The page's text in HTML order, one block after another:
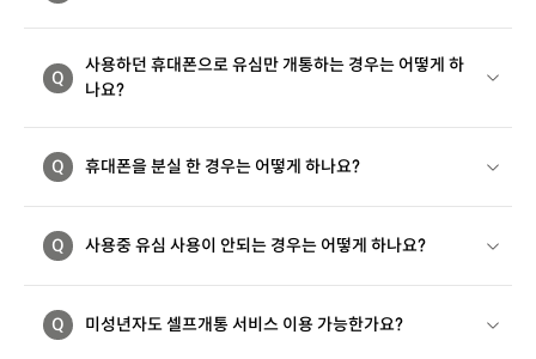
Q
사용하던 휴대폰으로 유심만 개통하는 경우는 어떻게 하
나요?
Q 휴대폰을 분실 한 경우는 어떻게 하나요?
Q 사용중 유심 사용이 안되는 경우는 어떻게 하나요?
Q 미성년자도 셀프개통 서비스 이용 가능한가요?